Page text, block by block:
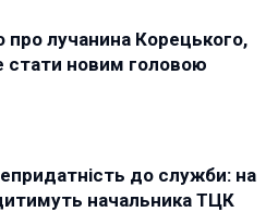
лучанина Корецького,
стати новим головою
до служби: на
начальника ТЦК